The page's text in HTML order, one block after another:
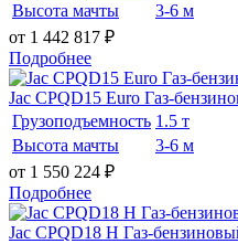
Высота мачты
3-6 м
от 1 442 817 ₽
Подробнее
Jac CPQD15 Euro Газ-
Грузоподъемность 1.5 т
Высота мачты
3-6 м
от 1 550 224 ₽
Подробнее
Jac CPQD18 H Газ-